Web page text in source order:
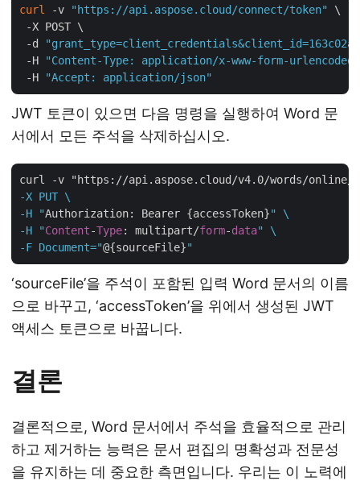
curl -v "https://api.aspose.cloud/connect/token"
\
-X POST \
-d
-H
"Content-Type: application/x-www-form-urlencoded"
-H
"Accept: application/json"
JWT 토큰이 있으면 다음 명령을 실행하여 Word 문
서에서 모든 주석을 삭제하십시오.
curl -v "https://api.aspose.cloud/v4.0/words/online/
-X PUT \
-H "Authorization: Bearer {accessToken}" \
-H "Content-Type: multipart/form-data" \
-F Document="@{sourceFile}
‘sourceFile’을 주석이 포함된 입력 Word 문서의 이름
으로 바꾸고, ‘accessToken’을 위에서 생성된 JWT
액세스 토큰으로 바꿉니다.
결론
결론적으로, Word 문서에서 주석을 효율적으로 관리
하고 제거하는 능력은 문서 편집의 명확성과 전문성
을 유지하는 데 중요한 측면입니다. 우리는 이 노력에